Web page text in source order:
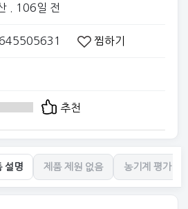
. 106일 전
찜하기
추천
설명 제품 제원 없음 농기계 평가 없